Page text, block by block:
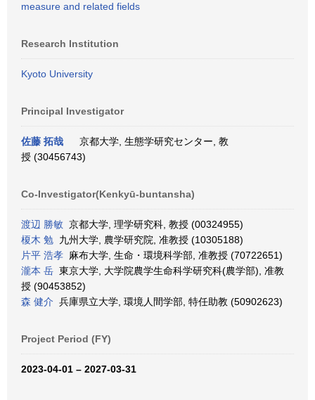
measure and related fields
Research Institution
Kyoto University
Principal Investigator
佐藤 拓哉
京都大学, 生態学研究センター, 教
授 (30456743)
Co-Investigator(Kenkyū-buntansha)
渡辺 勝敏 京都大学, 理学研究科, 教授 (00324955)
榎木 勉 九州大学, 農学研究院, 准教授 (10305188)
片平 浩孝 麻布大学, 生命・環境科学部, 准教授 (70722651)
瀧本 岳 東京大学, 大学院農学生命科学研究科(農学部), 准教
授 (90453852)
森 健介 兵庫県立大学, 環境人間学部, 特任助教 (50902623)
Project Period (FY)
2023-04-01 – 2027-03-31